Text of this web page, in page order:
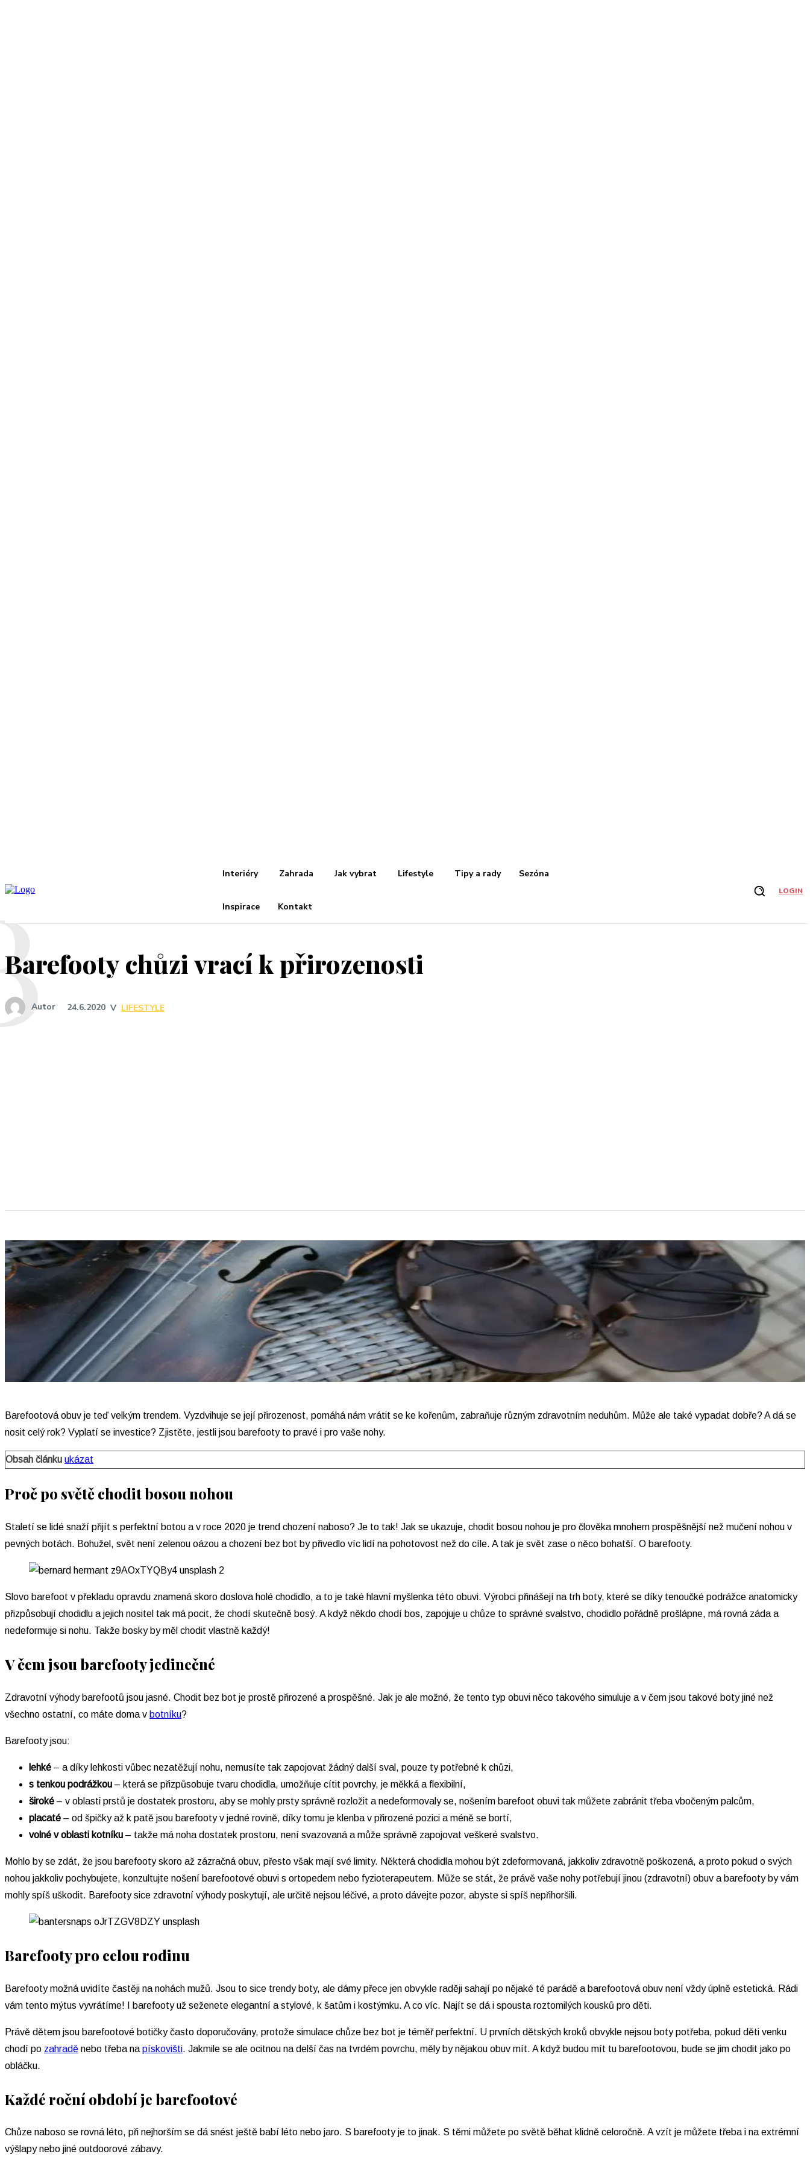
Interiéry Zahrada Jak vybrat Lifestyle Tipy a rady Sezóna
Inspirace Kontakt
LOGIN
Barefooty chůzi vrací k přirozenosti
Autor 24.6.2020 V LIFESTYLE
Barefootová obuv je teď velkým trendem. Vyzdvihuje se její přirozenost, pomáhá nám vrátit se ke kořenům, zabraňuje různým zdravotním neduhům. Může ale také vypadat dobře? A dá se
nosit celý rok? Vyplatí se investice? Zjistěte, jestli jsou barefooty to pravé i pro vaše nohy.
Obsah článku ukázat
Proč po světě chodit bosou nohou
Staletí se lidé snaží přijít s perfektní botou a v roce 2020 je trend chození naboso? Je to tak! Jak se ukazuje, chodit bosou nohou je pro člověka mnohem prospěšnější než mučení nohou v
pevných botách. Bohužel, svět není zelenou oázou a chození bez bot by přivedlo víc lidí na pohotovost než do cíle. A tak je svět zase o něco bohatší. O barefooty.
Slovo barefoot v překladu opravdu znamená skoro doslova holé chodidlo, a to je také hlavní myšlenka této obuvi. Výrobci přinášejí na trh boty, které se díky tenoučké podrážce anatomicky
přizpůsobují chodidlu a jejich nositel tak má pocit, že chodí skutečně bosý. A když někdo chodí bos, zapojuje u chůze to správné svalstvo, chodidlo pořádně prošlápne, má rovná záda a
nedeformuje si nohu. Takže bosky by měl chodit vlastně každý!
V čem jsou barefooty jedinečné
Zdravotní výhody barefootů jsou jasné. Chodit bez bot je prostě přirozené a prospěšné. Jak je ale možné, že tento typ obuvi něco takového simuluje a v čem jsou takové boty jiné než
všechno ostatní, co máte doma v botníku?
Barefooty jsou:
lehké – a díky lehkosti vůbec nezatěžují nohu, nemusíte tak zapojovat žádný další sval, pouze ty potřebné k chůzi,
s tenkou podrážkou – která se přizpůsobuje tvaru chodidla, umožňuje cítit povrchy, je měkká a flexibilní,
široké – v oblasti prstů je dostatek prostoru, aby se mohly prsty správně rozložit a nedeformovaly se, nošením barefoot obuvi tak můžete zabránit třeba vbočeným palcům,
placaté – od špičky až k patě jsou barefooty v jedné rovině, díky tomu je klenba v přirozené pozici a méně se bortí,
volné v oblasti kotníku – takže má noha dostatek prostoru, není svazovaná a může správně zapojovat veškeré svalstvo.
Mohlo by se zdát, že jsou barefooty skoro až zázračná obuv, přesto však mají své limity. Některá chodidla mohou být zdeformovaná, jakkoliv zdravotně poškozená, a proto pokud o svých
nohou jakkoliv pochybujete, konzultujte nošení barefootové obuvi s ortopedem nebo fyzioterapeutem. Může se stát, že právě vaše nohy potřebují jinou (zdravotní) obuv a barefooty by vám
mohly spíš uškodit. Barefooty sice zdravotní výhody poskytují, ale určitě nejsou léčivé, a proto dávejte pozor, abyste si spíš nepřihoršili.
Barefooty pro celou rodinu
Barefooty možná uvidíte častěji na nohách mužů. Jsou to sice trendy boty, ale dámy přece jen obvykle raději sahají po nějaké té parádě a barefootová obuv není vždy úplně estetická. Rádi
vám tento mýtus vyvrátíme! I barefooty už seženete elegantní a stylové, k šatům i kostýmku. A co víc. Najít se dá i spousta roztomilých kousků pro děti.
Právě dětem jsou barefootové botičky často doporučovány, protože simulace chůze bez bot je téměř perfektní. U prvních dětských kroků obvykle nejsou boty potřeba, pokud děti venku
chodí po zahradě nebo třeba na pískovišti. Jakmile se ale ocitnou na delší čas na tvrdém povrchu, měly by nějakou obuv mít. A když budou mít tu barefootovou, bude se jim chodit jako po
obláčku.
Každé roční období je barefootové
Chůze naboso se rovná léto, při nejhorším se dá snést ještě babí léto nebo jaro. S barefooty je to jinak. S těmi můžete po světě běhat klidně celoročně. A vzít je můžete třeba i na extrémní
výšlapy nebo jiné outdoorové zábavy.